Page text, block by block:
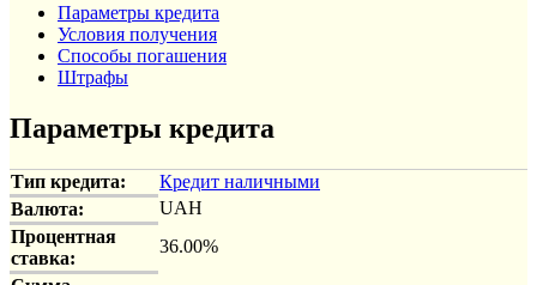
Параметры кредита
Условия получения
Способы погашения
Штрафы
Параметры кредита
Тип кредита:
Кредит наличными
Валюта:
UAH
Процентная
ставка:
36.00%